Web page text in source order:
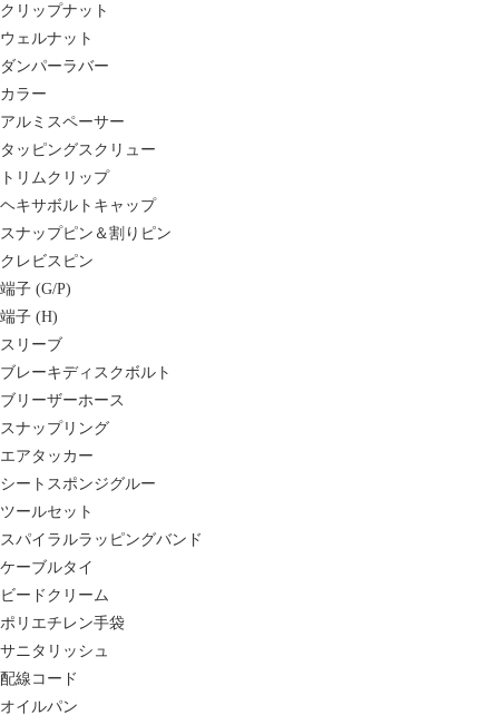
クリップナット
ウェルナット
ダンパーラバー
カラー
アルミスペーサー
タッピングスクリュー
トリムクリップ
ヘキサボルトキャップ
スナップピン＆割りピン
クレビスピン
端子 (G/P)
端子 (H)
スリーブ
ブレーキディスクボルト
ブリーザーホース
スナップリング
エアタッカー
シートスポンジグルー
ツールセット
スパイラルラッピングバンド
ケーブルタイ
ビードクリーム
ポリエチレン手袋
サニタリッシュ
配線コード
オイルパン